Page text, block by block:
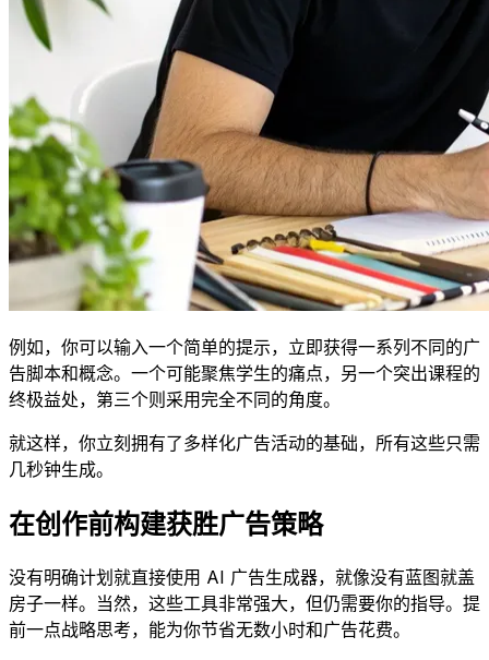
例如，你可以输入一个简单的提示，立即获得一系列不同的广
告脚本和概念。一个可能聚焦学生的痛点，另一个突出课程的
终极益处，第三个则采用完全不同的角度。
就这样，你立刻拥有了多样化广告活动的基础，所有这些只需
几秒钟生成。
在创作前构建获胜广告策略
没有明确计划就直接使用 AI 广告生成器，就像没有蓝图就盖
房子一样。当然，这些工具非常强大，但仍需要你的指导。提
前一点战略思考，能为你节省无数小时和广告花费。